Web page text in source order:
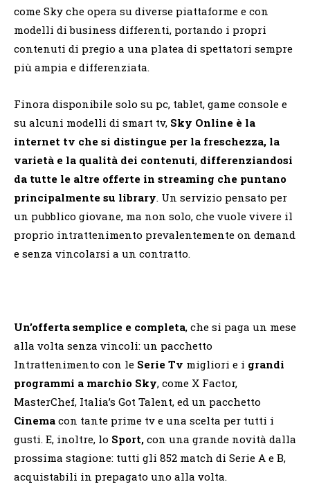
come Sky che opera su diverse piattaforme e con
modelli di business differenti, portando i propri
contenuti di pregio a una platea di spettatori sempre
più ampia e differenziata.
Finora disponibile solo su pc, tablet, game console e
su alcuni modelli di smart tv, Sky Online è la
internet tv che si distingue per la freschezza, la
varietà e la qualità dei contenuti, differenziandosi
da tutte le altre offerte in streaming che puntano
principalmente su library. Un servizio pensato per
un pubblico giovane, ma non solo, che vuole vivere il
proprio intrattenimento prevalentemente on demand
e senza vincolarsi a un contratto.
Un’offerta semplice e completa, che si paga un mese
alla volta senza vincoli: un pacchetto
Intrattenimento con le Serie Tv migliori e i grandi
programmi a marchio Sky, come X Factor,
MasterChef, Italia’s Got Talent, ed un pacchetto
Cinema con tante prime tv e una scelta per tutti i
gusti. E, inoltre, lo Sport, con una grande novità dalla
prossima stagione: tutti gli 852 match di Serie A e B,
acquistabili in prepagato uno alla volta.